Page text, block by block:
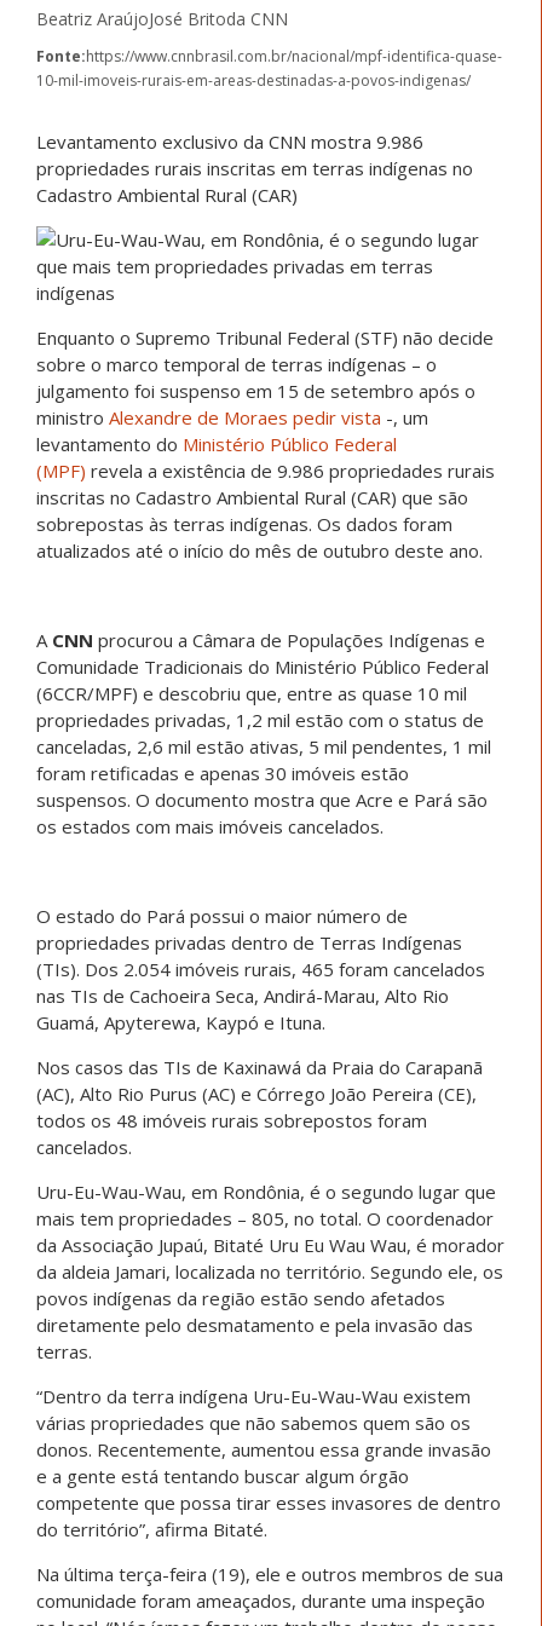
Beatriz AraújoJosé Britoda CNN
Fonte:https://www.cnnbrasil.com.br/nacional/mpf-identifica-quase-
10-mil-imoveis-rurais-em-areas-destinadas-a-povos-indigenas/
Levantamento exclusivo da CNN mostra 9.986
propriedades rurais inscritas em terras indígenas no
Cadastro Ambiental Rural (CAR)
Enquanto o Supremo Tribunal Federal (STF) não decide
sobre o marco temporal de terras indígenas – o
julgamento foi suspenso em 15 de setembro após o
ministro Alexandre de Moraes pedir vista -, um
levantamento do Ministério Público Federal
(MPF) revela a existência de 9.986 propriedades rurais
inscritas no Cadastro Ambiental Rural (CAR) que são
sobrepostas às terras indígenas. Os dados foram
atualizados até o início do mês de outubro deste ano.
A CNN procurou a Câmara de Populações Indígenas e
Comunidade Tradicionais do Ministério Público Federal
(6CCR/MPF) e descobriu que, entre as quase 10 mil
propriedades privadas, 1,2 mil estão com o status de
canceladas, 2,6 mil estão ativas, 5 mil pendentes, 1 mil
foram retificadas e apenas 30 imóveis estão
suspensos. O documento mostra que Acre e Pará são
os estados com mais imóveis cancelados.
O estado do Pará possui o maior número de
propriedades privadas dentro de Terras Indígenas
(TIs). Dos 2.054 imóveis rurais, 465 foram cancelados
nas TIs de Cachoeira Seca, Andirá-Marau, Alto Rio
Guamá, Apyterewa, Kaypó e Ituna.
Nos casos das TIs de Kaxinawá da Praia do Carapanã
(AC), Alto Rio Purus (AC) e Córrego João Pereira (CE),
todos os 48 imóveis rurais sobrepostos foram
cancelados.
Uru-Eu-Wau-Wau, em Rondônia, é o segundo lugar que
mais tem propriedades – 805, no total. O coordenador
da Associação Jupaú, Bitaté Uru Eu Wau Wau, é morador
da aldeia Jamari, localizada no território. Segundo ele, os
povos indígenas da região estão sendo afetados
diretamente pelo desmatamento e pela invasão das
terras.
“Dentro da terra indígena Uru-Eu-Wau-Wau existem
várias propriedades que não sabemos quem são os
donos. Recentemente, aumentou essa grande invasão
e a gente está tentando buscar algum órgão
competente que possa tirar esses invasores de dentro
do território”, afirma Bitaté.
Na última terça-feira (19), ele e outros membros de sua
comunidade foram ameaçados, durante uma inspeção